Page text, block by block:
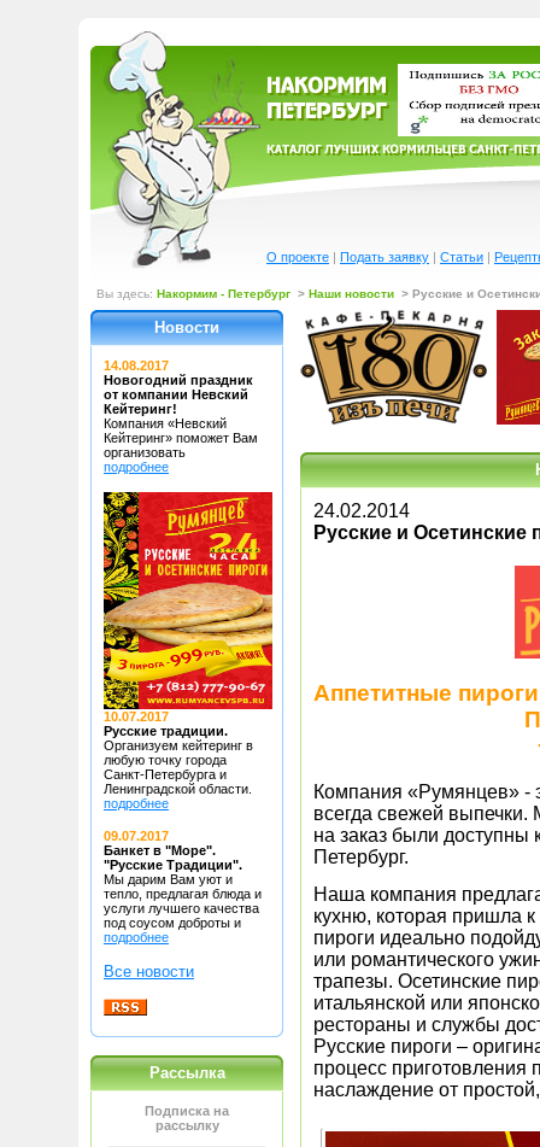
24.02.2014
Русские и Осетинские
Аппетитные
Компания «Румянцев» -
всегда свежей
на заказ были
Петербург.
Наша компания
кухню, которая пришла
пироги идеально
или романтического
трапезы. Осетинские
итальянской или
рестораны и службы
Русские пироги –
процесс приготовления
наслаждение от
Новости
14.08.2017
Новогодний праздник
от компании Невский
Кейтеринг!
Компания «Невский
Кейтеринг» поможет Вам
организовать
подробнее
10.07.2017
Русские традиции.
Организуем кейтеринг в
любую точку города
Санкт-Петербурга и
Ленинградской области.
подробнее
09.07.2017
Банкет в "Море".
"Русские Традиции".
Мы дарим Вам уют и
тепло, предлагая блюда и
услуги лучшего качества
под соусом доброты и
подробнее
Все новости
Рассылка
Подписка на
рассылку
О проекте | Подать заявку | Статьи |
Вы здесь: Накормим - Петербург > Наши новости > Русские и